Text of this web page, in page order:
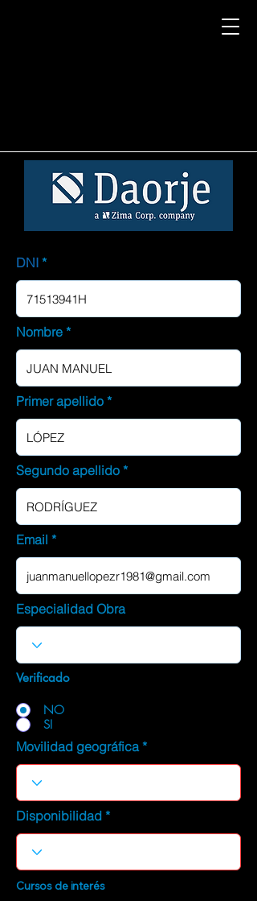
DNI
Nombre
Primer apellido
Segundo apellido
Email
Especialidad Obra
Verificado
NO
SI
Movilidad geográfica
Disponibilidad
Cursos de interés